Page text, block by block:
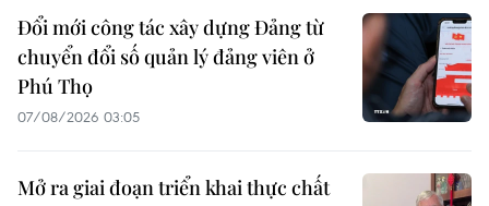
Đổi mới công tác xây dựng Đảng từ
chuyển đổi số quản lý đảng viên ở
Phú Thọ
07/08/2026 03:05
Mở ra giai đoạn triển khai thực chất